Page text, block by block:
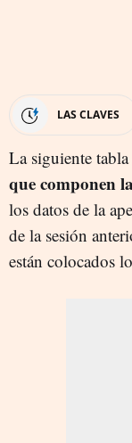
LAS CLAVES
La siguiente
que componen
los datos de la
de la sesión
están colocados